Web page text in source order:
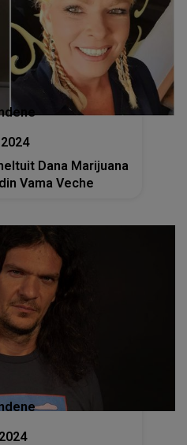
Dana Marijuana
Vama Veche